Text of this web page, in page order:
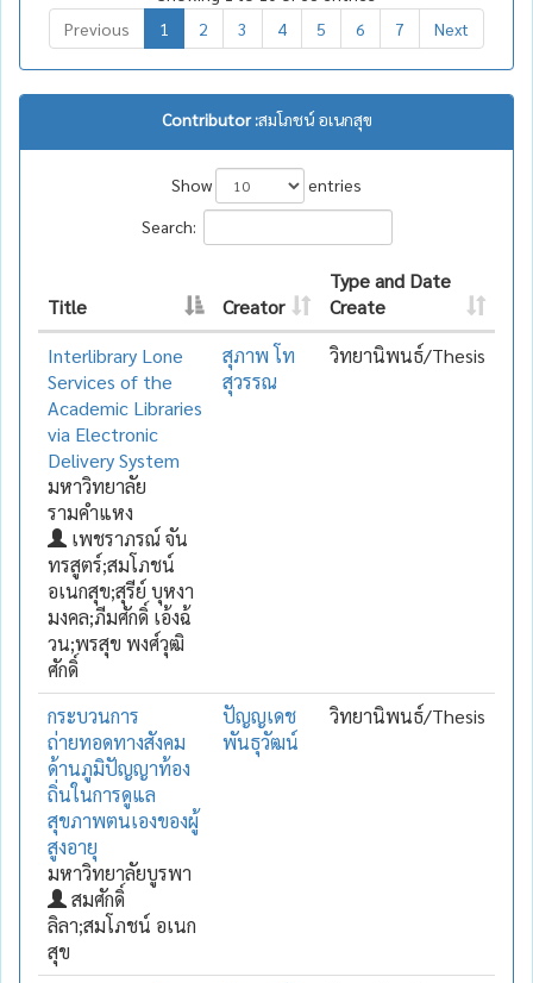
Previous
1 2 3 4 5 6 7 Next
Contributor :สมโภชน์ อเนกสุข
Show
entries
Search:
Title Creator
Type and Date
Create
Interlibrary Lone
Services of the
Academic Libraries
via Electronic
Delivery System
มหาวิทยาลัย
รามคำแหง
เพชราภรณ์ จัน
ทรสูตร์;สมโภชน์
อเนกสุข;สุรีย์ บุหงา
มงคล;ภีมศักดิ์ เอ้งฉ้
วน;พรสุข พงศ์วุฒิ
ศักดิ์
สุภาพ โท
สุวรรณ
วิทยานิพนธ์/Thesis
กระบวนการ
ถ่ายทอดทางสังคม
ด้านภูมิปัญญาท้อง
ถิ่นในการดูแล
สุขภาพตนเองของผู้
สูงอายุ
มหาวิทยาลัยบูรพา
สมศักดิ์
ลิลา;สมโภชน์ อเนก
สุข
ปัญญเดช
พันธุวัฒน์
วิทยานิพนธ์/Thesis